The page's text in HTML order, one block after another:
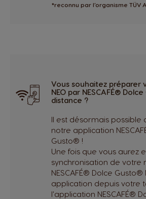
*reconnu par l’organisme TÜV
Vous souhaitez préparer
NEO par NESCAFÉ®
distance ?
Il est désormais possible
notre application
Gusto® !
Une fois que vous aurez
synchronisation de votre
NESCAFÉ® Dolce Gusto®
application depuis votre
l'application NESCAFÉ®